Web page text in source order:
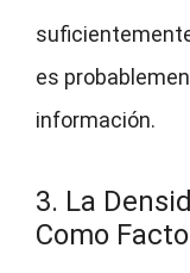
es
información.
3. La
Como